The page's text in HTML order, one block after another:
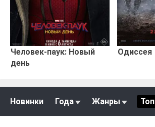
Человек-паук: Новый
день
Одиссея
Новинки Года Жанры Топ